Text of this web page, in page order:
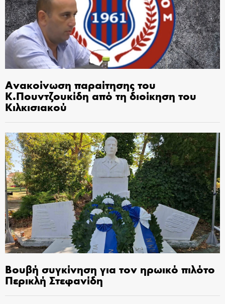
Ανακοίνωση παραίτησης του
Κ.Πουντζουκίδη από τη διοίκηση του
Κιλκισιακού
Βουβή συγκίνηση για τον ηρωικό πιλότο
Περικλή Στεφανίδη